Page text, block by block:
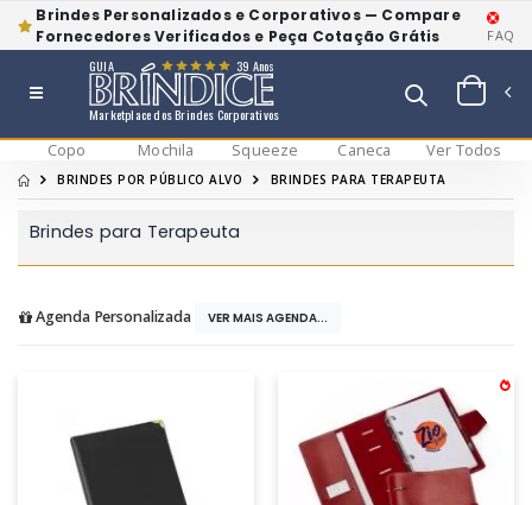
Brindes Personalizados e Corporativos — Compare
Fornecedores Verificados e Peça Cotação Grátis
FAQ
Marketplace dos Brindes Corporativos
GUIA 39 Anos
Copo Mochila Squeeze Caneca Ver Todos
BRINDES POR PÚBLICO ALVO BRINDES PARA TERAPEUTA
Brindes para Terapeuta
Agenda Personalizada VER MAIS AGENDA...